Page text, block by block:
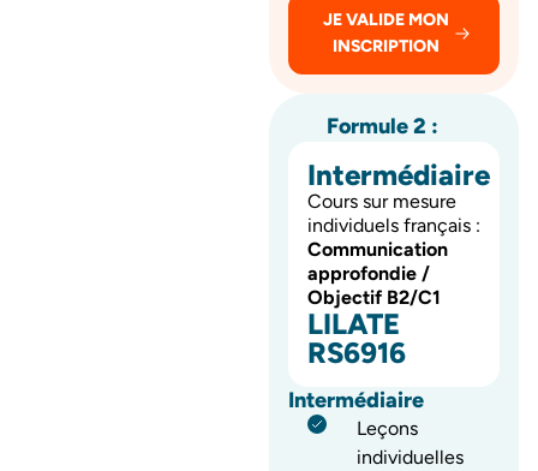
JE VALIDE MON
INSCRIPTION
Formule 2 :
Intermédiaire
Cours sur mesure
individuels français :
Communication
approfondie /
Objectif B2/C1
LILATE
RS6916
Intermédiaire
Leçons
individuelles